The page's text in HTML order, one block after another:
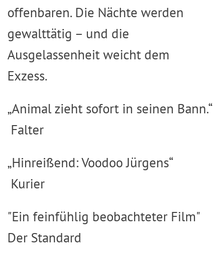
offenbaren. Die Nächte werden
gewalttätig – und die
Ausgelassenheit weicht dem
Exzess.
„Animal zieht sofort in seinen Bann.“
Falter
„Hinreißend: Voodoo Jürgens“
Kurier
"Ein feinfühlig beobachteter Film"
Der Standard